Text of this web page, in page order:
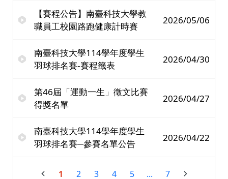
【賽程公告】南臺科技大學教
職員工校園路跑健康計時賽
2026/05/06
南臺科技大學114學年度學生
羽球排名賽-賽程籤表
2026/04/30
第46屆「運動一生」徵文比賽
得獎名單
2026/04/27
南臺科技大學114學年度學生
羽球排名賽─參賽名單公告
2026/04/22
1 2 3 4 5 ... 7